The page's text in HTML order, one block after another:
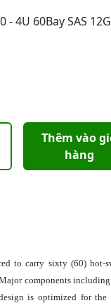
- 4U 60Bay SAS
Thêm vào
hàng
to carry sixty (60) hot-
components
is optimized for the